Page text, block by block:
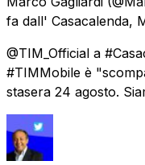
fa dall' Casacalenda,
@TIM_Official a
#TIMMobile è
stasera 24 agosto.